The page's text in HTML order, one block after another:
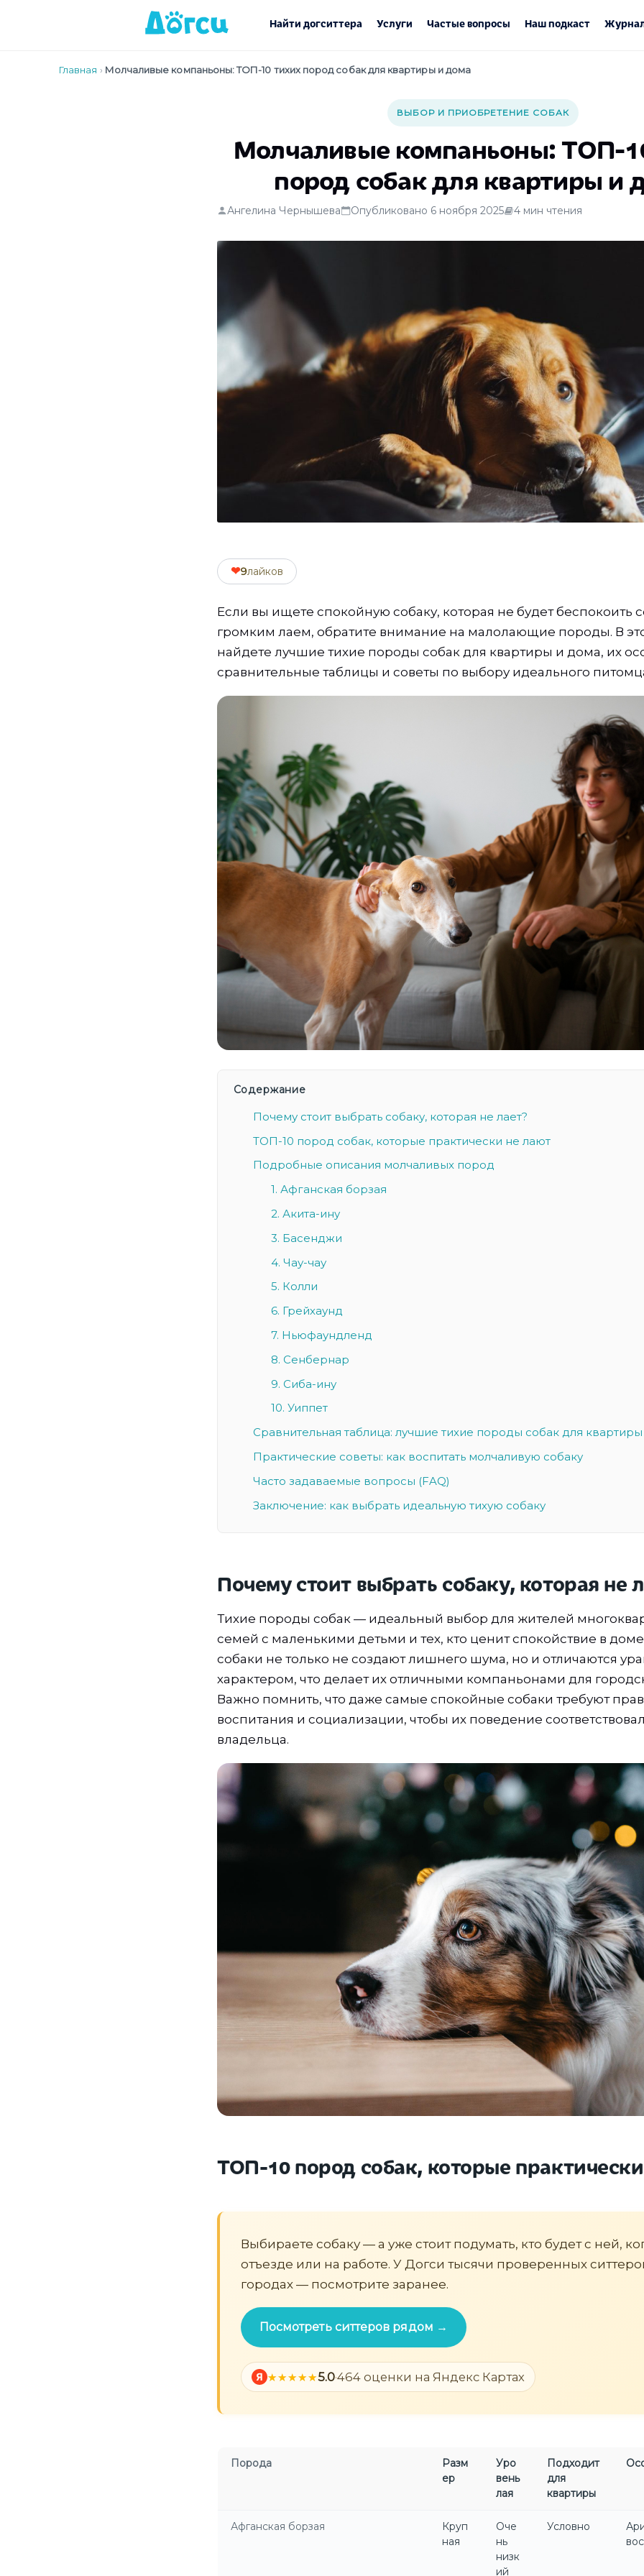
Найти догситтера Услуги Частые вопросы Наш подкаст
Главная › Молчаливые компаньоны: ТОП-10 тихих пород собак для квартиры и дома
ВЫБОР И ПРИОБРЕТЕНИЕ СОБАК
Молчаливые компаньоны: ТОП-
пород собак для квартиры и
Ангелина Чернышева Опубликовано 6 ноября 2025 4 мин чтения
❤9лайков
Если вы ищете спокойную собаку, которая не будет беспокоить
громким лаем, обратите внимание на малолающие породы. В
найдете лучшие тихие породы собак для квартиры и дома, их
сравнительные таблицы и советы по выбору идеального
Содержание
Почему стоит выбрать собаку, которая не лает?
ТОП-10 пород собак, которые практически не лают
Подробные описания молчаливых пород
1. Афганская борзая
2. Акита-ину
3. Басенджи
4. Чау-чау
5. Колли
6. Грейхаунд
7. Ньюфаундленд
8. Сенбернар
9. Сиба-ину
10. Уиппет
Сравнительная таблица: лучшие тихие породы собак для квартиры
Практические советы: как воспитать молчаливую собаку
Часто задаваемые вопросы (FAQ)
Заключение: как выбрать идеальную тихую собаку
Почему стоит выбрать собаку, которая не
Тихие породы собак — идеальный выбор для жителей
семей с маленькими детьми и тех, кто ценит спокойствие в
собаки не только не создают лишнего шума, но и отличаются
характером, что делает их отличными компаньонами для
Важно помнить, что даже самые спокойные собаки требуют
воспитания и социализации, чтобы их поведение
владельца.
ТОП-10 пород собак, которые
Выбираете собаку — а уже стоит подумать, кто будет с ней,
отъезде или на работе. У Догси тысячи проверенных
городах — посмотрите заранее.
Посмотреть ситтеров рядом →
Я 5.0·464 оценки на Яндекс Картах
Порода
Разм
ер
Уро
вень
лая
Подходит
для
квартиры
Афганская борзая
Круп
ная
Оче
нь
низк
ий
Условно